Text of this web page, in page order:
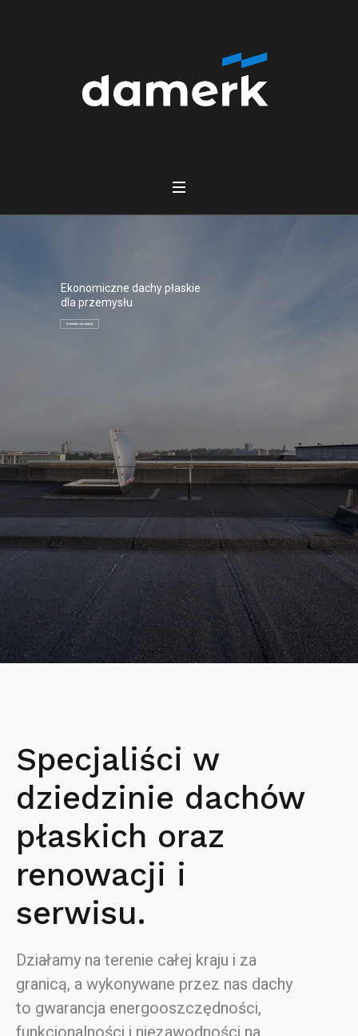
Ekonomiczne dachy płaskie
dla przemysłu
Dowiedz się więcej
Specjaliści w
dziedzinie dachów
płaskich oraz
renowacji i
serwisu.
Działamy na terenie całej kraju i za
granicą, a wykonywane przez nas dachy
to gwarancja energooszczędności,